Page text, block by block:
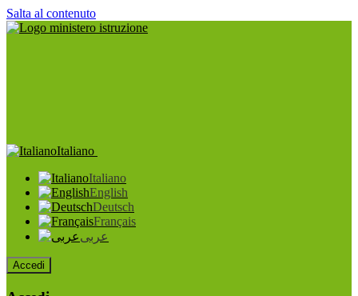
Salta al contenuto
Italiano
Italiano
English
Deutsch
Français
عربى
Accedi